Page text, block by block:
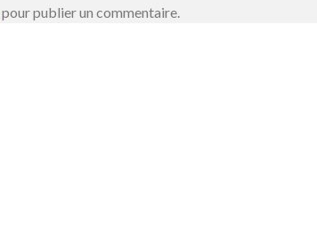
pour publier un commentaire.